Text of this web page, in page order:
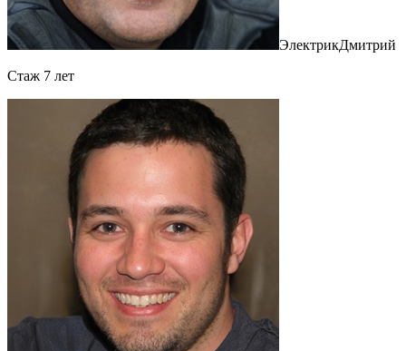
ЭлектрикДмитрий
Cтаж 7 лет